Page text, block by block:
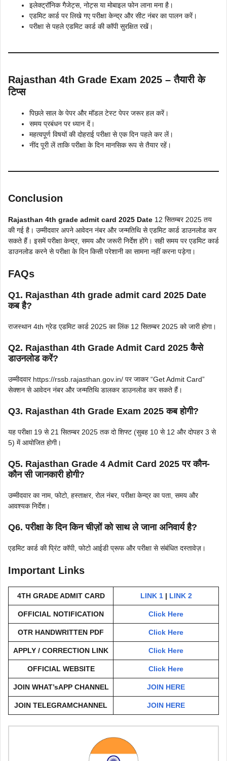
इलेक्ट्रॉनिक गैजेट्स, नोट्स या मोबाइल फोन लाना मना है।
एडमिट कार्ड पर लिखे गए परीक्षा केन्द्र और सीट नंबर का पालन करें।
परीक्षा से पहले एडमिट कार्ड की कॉपी सुरक्षित रखें।
Rajasthan 4th Grade Exam 2025 – तैयारी के
टिप्स
पिछले साल के पेपर और मॉडल टेस्ट पेपर जरूर हल करें।
समय प्रबंधन पर ध्यान दें।
महत्वपूर्ण विषयों की दोहराई परीक्षा से एक दिन पहले कर लें।
नींद पूरी लें ताकि परीक्षा के दिन मानसिक रूप से तैयार रहें।
Conclusion
Rajasthan 4th grade admit card 2025 Date 12 सितम्बर 2025 तय
की गई है। उम्मीदवार अपने आवेदन नंबर और जन्मतिथि से एडमिट कार्ड डाउनलोड कर
सकते हैं। इसमें परीक्षा केन्द्र, समय और जरूरी निर्देश होंगे। सही समय पर एडमिट कार्ड
डाउनलोड करने से परीक्षा के दिन किसी परेशानी का सामना नहीं करना पड़ेगा।
FAQs
Q1. Rajasthan 4th grade admit card 2025 Date
कब है?
राजस्थान 4th ग्रेड एडमिट कार्ड 2025 का लिंक 12 सितम्बर 2025 को जारी होगा।
Q2. Rajasthan 4th Grade Admit Card 2025 कैसे
डाउनलोड करें?
उम्मीदवार https://rssb.rajasthan.gov.in/ पर जाकर “Get Admit Card”
सेक्शन से आवेदन नंबर और जन्मतिथि डालकर डाउनलोड कर सकते हैं।
Q3. Rajasthan 4th Grade Exam 2025 कब होगी?
यह परीक्षा 19 से 21 सितम्बर 2025 तक दो शिफ्ट (सुबह 10 से 12 और दोपहर 3 से
5) में आयोजित होगी।
Q5. Rajasthan Grade 4 Admit Card 2025 पर कौन-
कौन सी जानकारी होगी?
उम्मीदवार का नाम, फोटो, हस्ताक्षर, रोल नंबर, परीक्षा केन्द्र का पता, समय और
आवश्यक निर्देश।
Q6. परीक्षा के दिन किन चीज़ों को साथ ले जाना अनिवार्य है?
एडमिट कार्ड की प्रिंट कॉपी, फोटो आईडी प्रूफ और परीक्षा से संबंधित दस्तावेज़।
Important Links
4TH GRADE ADMIT CARD LINK 1| LINK 2
OFFICIAL NOTIFICATION Click Here
OTR HANDWRITTEN PDF Click Here
APPLY / CORRECTION LINK Click Here
OFFICIAL WEBSITE Click Here
JOIN WHAT’sAPP CHANNEL JOIN HERE
JOIN TELEGRAMCHANNEL JOIN HERE